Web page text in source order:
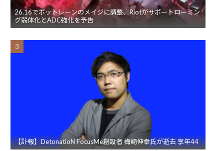
26.16でボットレーンのメイジに調整、Riotがサポートローミン
グ弱体化とADC強化を予告
【訃報】DetonatioN FocusMe創設者 梅崎伸幸氏が逝去 享年44